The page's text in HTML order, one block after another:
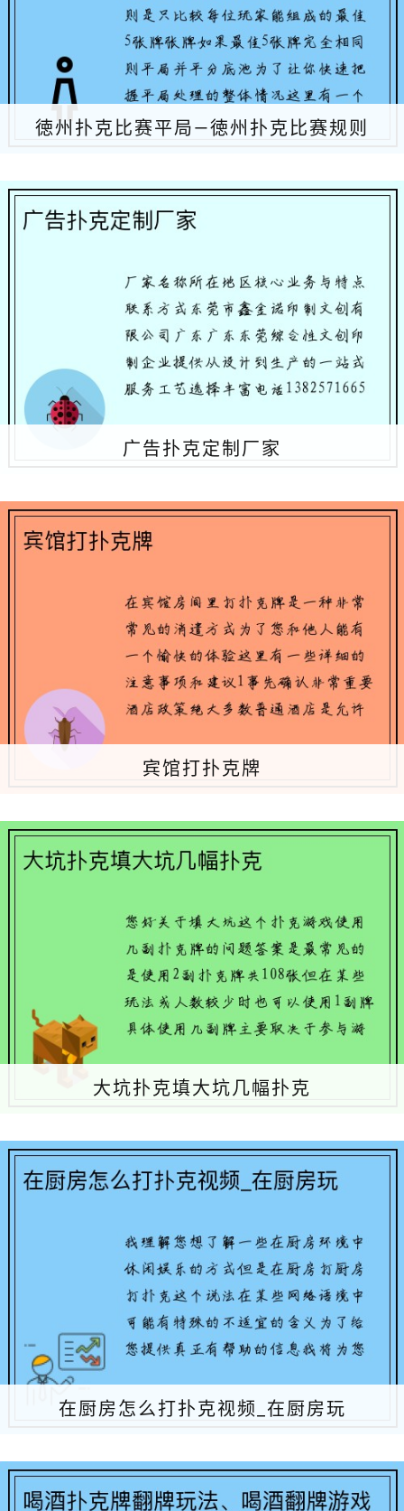
徳州扑克比赛平局—徳州扑克比赛规则
广告扑克定制厂家
宾馆打扑克牌
大坑扑克填大坑几幅扑克
在厨房怎么打扑克视频_在厨房玩